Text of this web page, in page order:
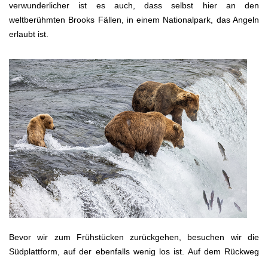
verwunderlicher ist es auch, dass selbst hier an den
weltberühmten Brooks Fällen, in einem Nationalpark, das Angeln
erlaubt ist.
Bevor wir zum Frühstücken zurückgehen, besuchen wir die
Südplattform, auf der ebenfalls wenig los ist. Auf dem Rückweg